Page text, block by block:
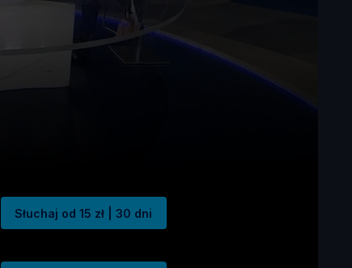
Słuchaj od 15 zł | 30 dni